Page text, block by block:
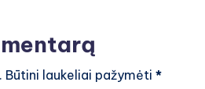
Būtini laukeliai pažymėti *